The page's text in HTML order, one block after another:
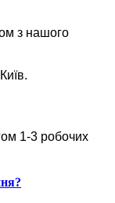
з нашого
1-3 робочих